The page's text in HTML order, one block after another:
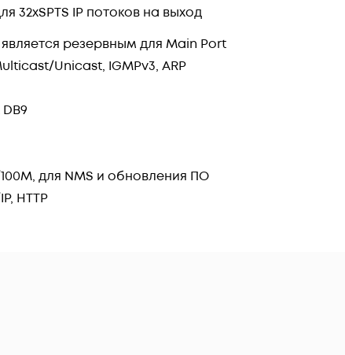
32хSPTS IP потоков на выход
резервным для Main Port
Unicast, IGMPv3, ARP
DB9
100M, для NMS и обновления ПО
HTTP